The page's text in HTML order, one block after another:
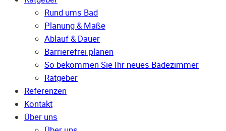
Rund ums Bad
Planung & Maße
Ablauf & Dauer
Barrierefrei planen
So bekommen Sie Ihr neues Badezimmer
Ratgeber
Referenzen
Kontakt
Über uns